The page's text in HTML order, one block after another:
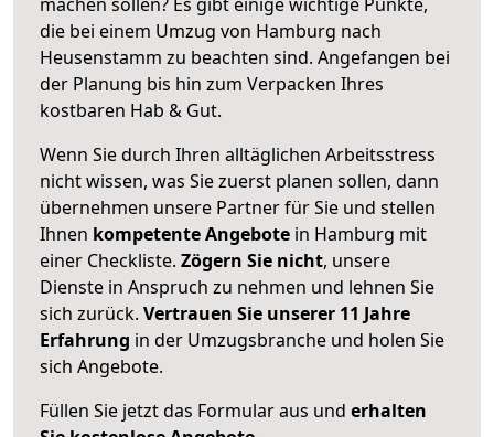
die bei einem Umzug von Hamburg nach
Heusenstamm zu beachten sind. Angefangen bei
der Planung bis hin zum Verpacken Ihres
kostbaren Hab & Gut.
Wenn Sie durch Ihren alltäglichen Arbeitsstress
nicht wissen, was Sie zuerst planen sollen, dann
übernehmen unsere Partner für Sie und stellen
Ihnen kompetente Angebote in Hamburg mit
einer Checkliste. Zögern Sie nicht, unsere
Dienste in Anspruch zu nehmen und lehnen Sie
sich zurück. Vertrauen Sie unserer 11 Jahre
Erfahrung in der Umzugsbranche und holen Sie
sich Angebote.
Füllen Sie jetzt das Formular aus und erhalten